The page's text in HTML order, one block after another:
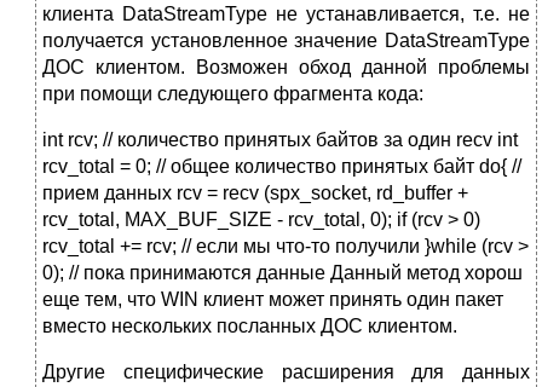
клиента DataStreamType не устанавливается, т.е. не
получается установленное значение DataStreamType
ДОС клиентом. Возможен обход данной проблемы
при помощи следующего фрагмента кода:
int rcv; // количество принятых байтов за один recv int
rcv_total = 0; // общее количество принятых байт do{ //
прием данных rcv = recv (spx_socket, rd_buffer +
rcv_total, MAX_BUF_SIZE - rcv_total, 0); if (rcv > 0)
rcv_total += rcv; // если мы что-то получили }while (rcv >
0); // пока принимаются данные Данный метод хорош
еще тем, что WIN клиент может принять один пакет
вместо нескольких посланных ДОС клиентом.
Другие специфические расширения для данных